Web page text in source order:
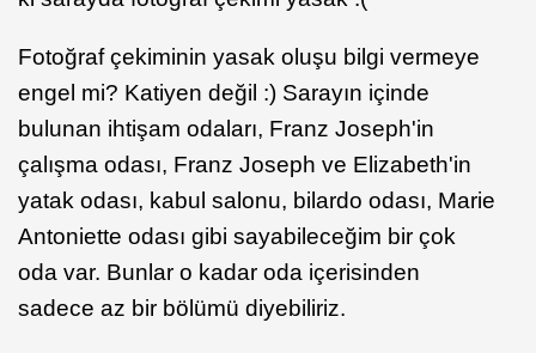
Fotoğraf çekiminin yasak oluşu bilgi vermeye
engel mi? Katiyen değil :) Sarayın içinde
bulunan ihtişam odaları, Franz Joseph'in
çalışma odası, Franz Joseph ve Elizabeth'in
yatak odası, kabul salonu, bilardo odası, Marie
Antoniette odası gibi sayabileceğim bir çok
oda var. Bunlar o kadar oda içerisinden
sadece az bir bölümü diyebiliriz.